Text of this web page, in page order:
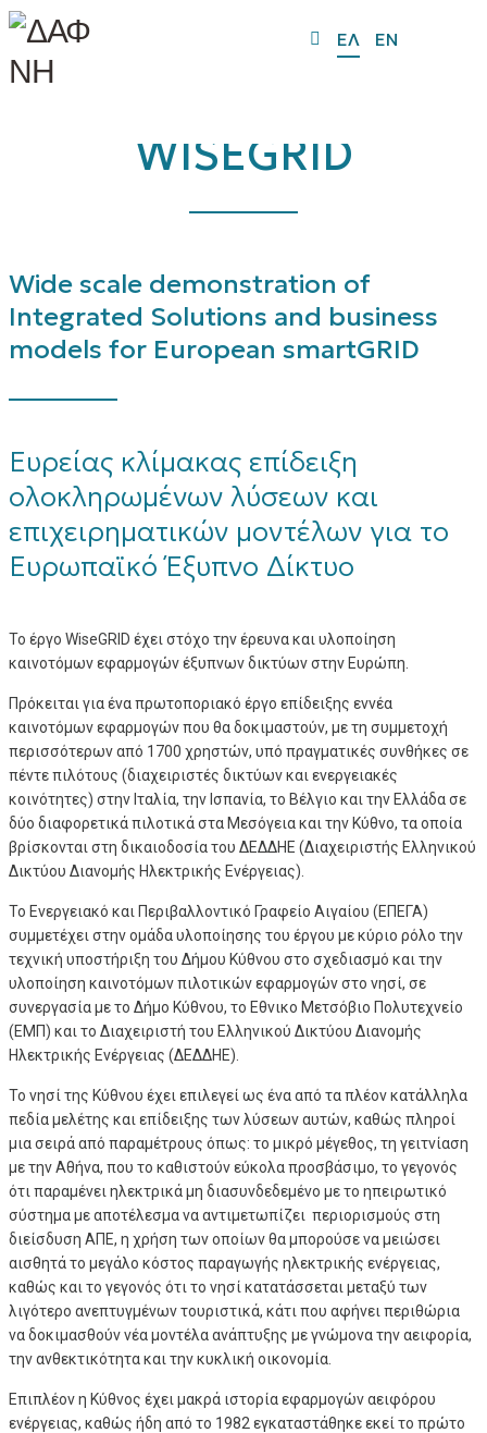
ΕΛ EN
WISEGRID
Wide scale demonstration of
Integrated Solutions and business
models for European smartGRID
Ευρείας κλίμακας επίδειξη
ολοκληρωμένων λύσεων και
επιχειρηματικών μοντέλων για το
Ευρωπαϊκό Έξυπνο Δίκτυο
To έργο WiseGRID έχει στόχο την έρευνα και υλοποίηση
καινοτόμων εφαρμογών έξυπνων δικτύων στην Ευρώπη.
Πρόκειται για ένα πρωτοποριακό έργο επίδειξης εννέα
καινοτόμων εφαρμογών που θα δοκιμαστούν, με τη συμμετοχή
περισσότερων από 1700 χρηστών, υπό πραγματικές συνθήκες σε
πέντε πιλότους (διαχειριστές δικτύων και ενεργειακές
κοινότητες) στην Ιταλία, την Ισπανία, το Βέλγιο και την Ελλάδα σε
δύο διαφορετικά πιλοτικά στα Μεσόγεια και την Κύθνο, τα οποία
βρίσκονται στη δικαιοδοσία του ΔΕΔΔΗΕ (Διαχειριστής Ελληνικού
Δικτύου Διανομής Ηλεκτρικής Ενέργειας).
Το Ενεργειακό και Περιβαλλοντικό Γραφείο Αιγαίου (ΕΠΕΓΑ)
συμμετέχει στην ομάδα υλοποίησης του έργου με κύριο ρόλο την
τεχνική υποστήριξη του Δήμου Κύθνου στο σχεδιασμό και την
υλοποίηση καινοτόμων πιλοτικών εφαρμογών στο νησί, σε
συνεργασία με το Δήμο Κύθνου, το Εθνικο Μετσόβιο Πολυτεχνείο
(ΕΜΠ) και το Διαχειριστή του Ελληνικού Δικτύου Διανομής
Ηλεκτρικής Ενέργειας (ΔΕΔΔΗΕ).
Το νησί της Κύθνου έχει επιλεγεί ως ένα από τα πλέον κατάλληλα
πεδία μελέτης και επίδειξης των λύσεων αυτών, καθώς πληροί
μια σειρά από παραμέτρους όπως: το μικρό μέγεθος, τη γειτνίαση
με την Αθήνα, που το καθιστούν εύκολα προσβάσιμο, το γεγονός
ότι παραμένει ηλεκτρικά μη διασυνδεδεμένο με το ηπειρωτικό
σύστημα με αποτέλεσμα να αντιμετωπίζει περιορισμούς στη
διείσδυση ΑΠΕ, η χρήση των οποίων θα μπορούσε να μειώσει
αισθητά το μεγάλο κόστος παραγωγής ηλεκτρικής ενέργειας,
καθώς και το γεγονός ότι το νησί κατατάσσεται μεταξύ των
λιγότερο ανεπτυγμένων τουριστικά, κάτι που αφήνει περιθώρια
να δοκιμασθούν νέα μοντέλα ανάπτυξης με γνώμονα την αειφορία,
την ανθεκτικότητα και την κυκλική οικονομία.
Επιπλέον η Κύθνος έχει μακρά ιστορία εφαρμογών αειφόρου
ενέργειας, καθώς ήδη από το 1982 εγκαταστάθηκε εκεί το πρώτο